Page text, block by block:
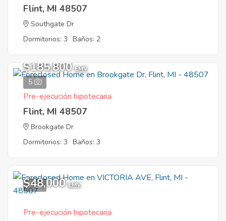
Flint, MI 48507
Southgate Dr
Dormitorios: 3 Baños: 2
5
$185,800 EMV
Pre-ejecución hipotecaria
Flint, MI 48507
Brookgate Dr
Dormitorios: 3 Baños: 3
7
$48,000 EMV
Pre-ejecución hipotecaria